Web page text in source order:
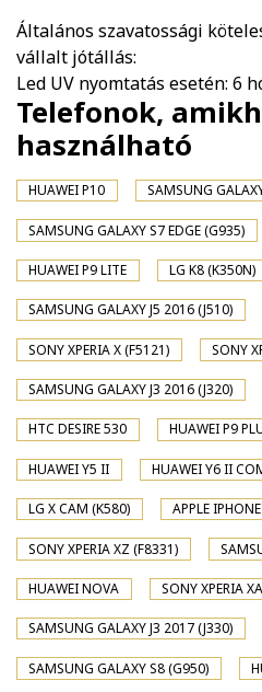
Általános szavatossági
vállalt jótállás:
Led UV nyomtatás esetén: 6
Telefonok,
használható
HUAWEI P10 SAMSUNG
SAMSUNG GALAXY S7 EDGE (G935)
HUAWEI P9 LITE LG K8 (K350N)
SAMSUNG GALAXY J5 2016 (J510)
SONY XPERIA X (F5121) SONY
SAMSUNG GALAXY J3 2016 (J320)
HTC DESIRE 530 HUAWEI P9
HUAWEI Y5 II HUAWEI Y6 II
LG X CAM (K580) APPLE
SONY XPERIA XZ (F8331)
HUAWEI NOVA SONY XPERIA
SAMSUNG GALAXY J3 2017 (J330)
SAMSUNG GALAXY S8 (G950)